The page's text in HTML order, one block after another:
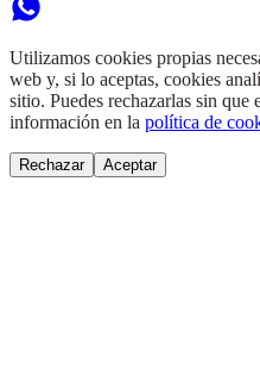
Utilizamos cookies propias
web y, si lo aceptas, cookies
sitio. Puedes rechazarlas sin
información en la política de
Rechazar Aceptar